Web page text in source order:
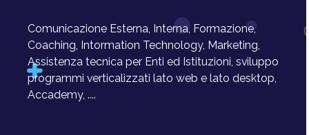
Comunicazione Esterna, Interna, Formazione,
Coaching, Intormation Technology, Marketing,
Assistenza tecnica per Enti ed Istituzioni, sviluppo
programmi verticalizzati lato web e lato desktop,
Accademy, ....